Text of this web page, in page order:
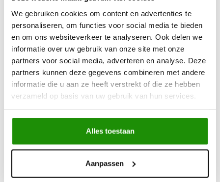
We gebruiken cookies om content en advertenties te
personaliseren, om functies voor social media te bieden
en om ons websiteverkeer te analyseren. Ook delen we
informatie over uw gebruik van onze site met onze
partners voor social media, adverteren en analyse. Deze
partners kunnen deze gegevens combineren met andere
informatie die u aan ze heeft verstrekt of die ze hebben
verzameld op basis van uw gebruik van hun services.
Alles toestaan
Aanpassen